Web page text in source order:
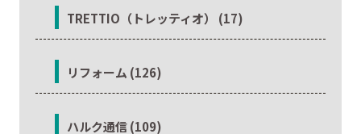
TRETTIO（トレッティオ） (17)
リフォーム (126)
ハルク通信 (109)